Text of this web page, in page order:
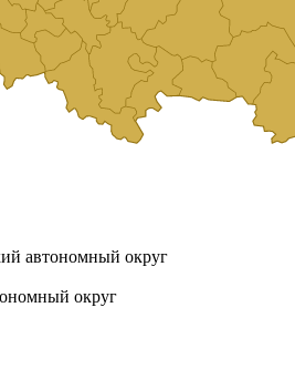
автономный округ
округ